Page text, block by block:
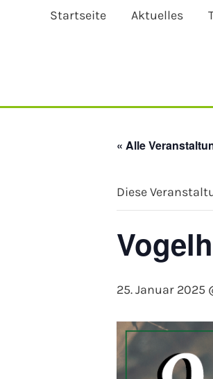
Startseite Aktuelles
« Alle
Diese
25. Januar 2025